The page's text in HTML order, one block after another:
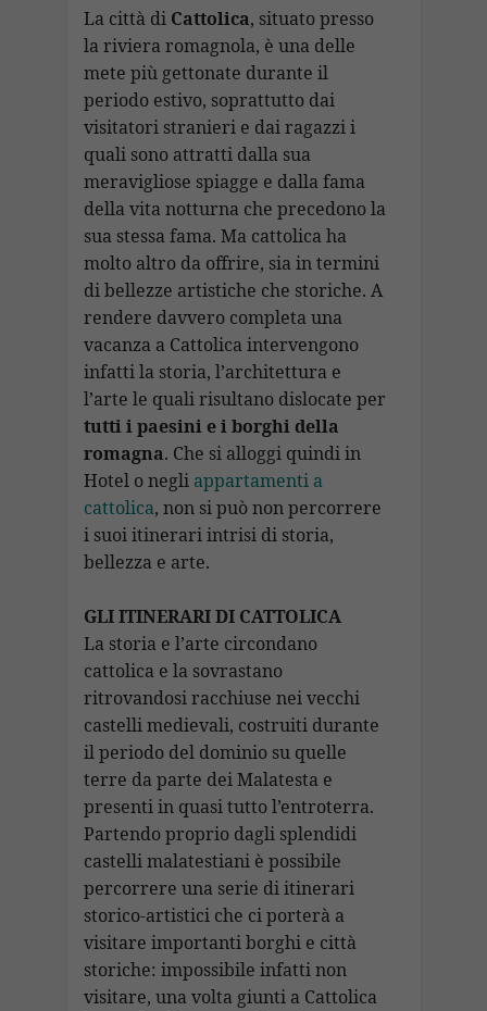
b
o
o
k
s
A
p
p
gr
a
m
e
dI
n
p
c
at
ai
l
p
y
Li
n
k
n
di
vi
di
La città di Cattolica, situato presso
la riviera romagnola, è una delle
mete più gettonate durante il
periodo estivo, soprattutto dai
visitatori stranieri e dai ragazzi i
quali sono attratti dalla sua
meravigliose spiagge e dalla fama
della vita notturna che precedono la
sua stessa fama. Ma cattolica ha
molto altro da offrire, sia in termini
di bellezze artistiche che storiche. A
rendere davvero completa una
vacanza a Cattolica intervengono
infatti la storia, l’architettura e
l’arte le quali risultano dislocate per
tutti i paesini e i borghi della
romagna. Che si alloggi quindi in
Hotel o negliappartamenti a
cattolica, non si può non percorrere
i suoi itinerari intrisi di storia,
bellezza e arte.
GLI ITINERARI DI CATTOLICA
La storia e l’arte circondano
cattolica e la sovrastano
ritrovandosi racchiuse nei vecchi
castelli medievali, costruiti durante
il periodo del dominio su quelle
terre da parte dei Malatesta e
presenti in quasi tutto l’entroterra.
Partendo proprio dagli splendidi
castelli malatestiani è possibile
percorrere una serie di itinerari
storico-artistici che ci porterà a
visitare importanti borghi e città
storiche: impossibile infatti non
visitare, una volta giunti a Cattolica